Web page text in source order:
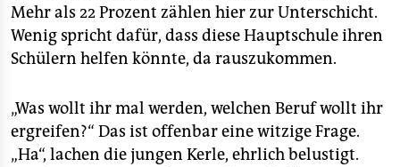
Mehr als 22 Prozent zählen hier zur Unterschicht.
Wenig spricht dafür, dass diese Hauptschule ihren
Schülern helfen könnte, da rauszukommen.
„Was wollt ihr mal werden, welchen Beruf wollt ihr
ergreifen?“ Das ist offenbar eine witzige Frage.
„Ha“, lachen die jungen Kerle, ehrlich belustigt.